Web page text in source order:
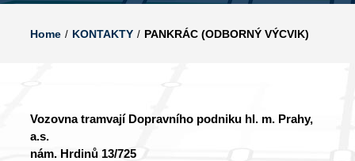
Home KONTAKTY PANKRÁC (ODBORNÝ VÝCVIK)
Vozovna tramvají Dopravního podniku hl. m. Prahy,
a.s.
nám. Hrdinů 13/725